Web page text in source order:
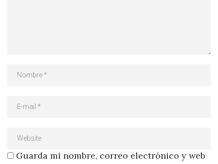
Guarda mi nombre, correo electrónico y web